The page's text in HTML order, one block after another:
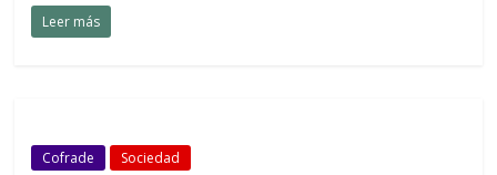
Leer más
Cofrade Sociedad